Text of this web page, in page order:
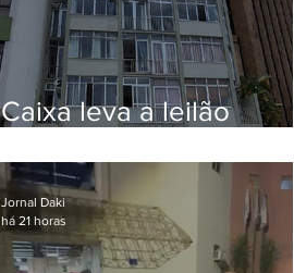
Caixa leva a leilão
Bolsonaro em Botafogo
Jornal Daki
há 21 horas